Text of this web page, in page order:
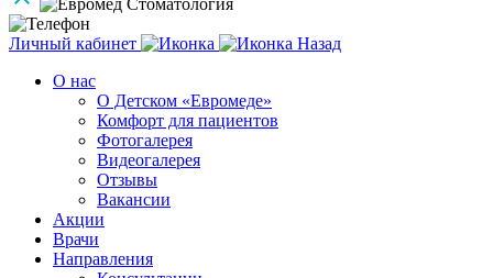
Личный кабинет
Назад
О нас
О Детском «Евромеде»
Комфорт для пациентов
Фотогалерея
Видеогалерея
Отзывы
Вакансии
Акции
Врачи
Направления